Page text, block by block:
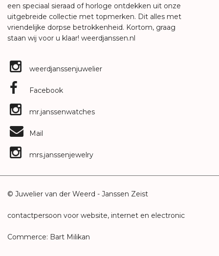
een speciaal sieraad of horloge ontdekken uit onze
uitgebreide collectie met topmerken. Dit alles met
vriendelijke dorpse betrokkenheid. Kortom, graag
staan wij voor u klaar! weerdjanssen.nl
weerdjanssenjuwelier
Facebook
mr.janssenwatches
Mail
mrs.janssenjewelry
© Juwelier van der Weerd - Janssen Zeist
contactpersoon voor website, internet en electronic
Commerce: Bart Milikan